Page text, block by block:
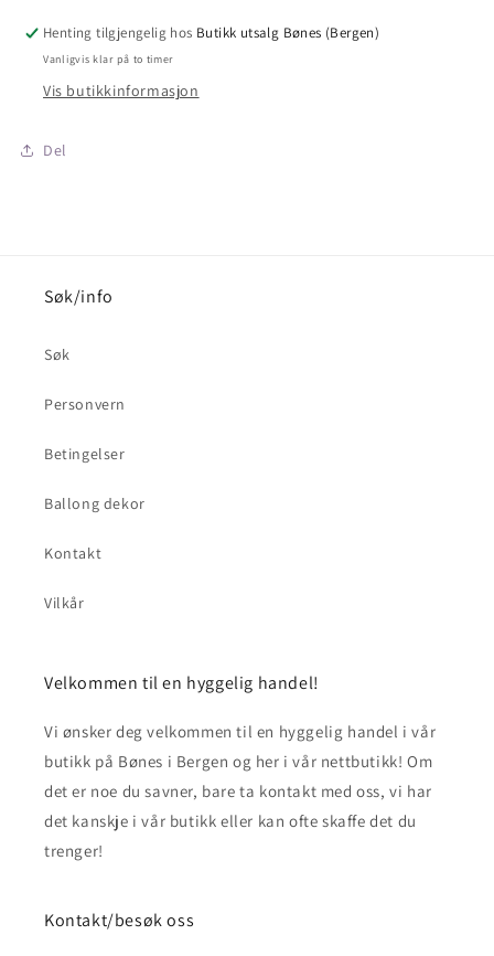
dies
-
cup
istapper
dies
-
cup
Henting tilgjengelig hos Butikk utsalg Bønes (Bergen)
Vanligvis klar på to timer
Vis butikkinformasjon
Del
Søk/info
Søk
Personvern
Betingelser
Ballong dekor
Kontakt
Vilkår
Velkommen til en hyggelig handel!
Vi ønsker deg velkommen til en hyggelig handel i vår
butikk på Bønes i Bergen og her i vår nettbutikk! Om
det er noe du savner, bare ta kontakt med oss, vi har
det kanskje i vår butikk eller kan ofte skaffe det du
trenger!
Kontakt/besøk oss